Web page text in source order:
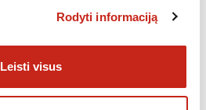
Rodyti informaciją
Leisti visus